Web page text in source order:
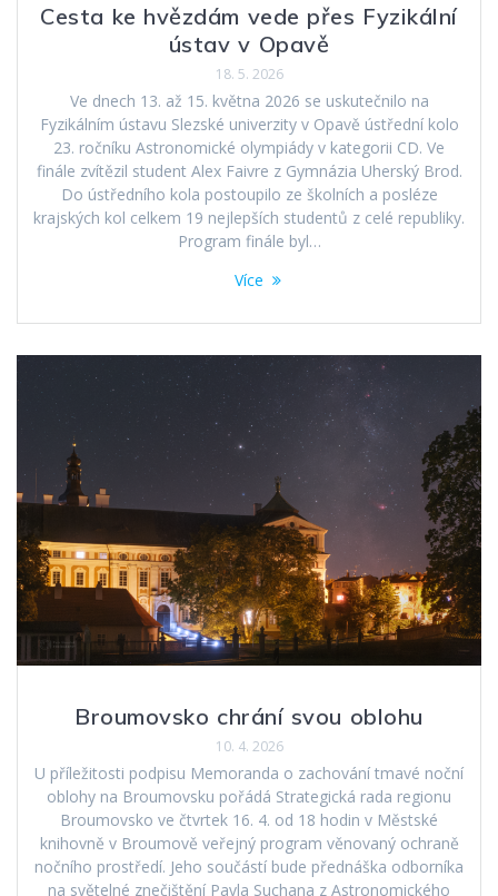
Cesta ke hvězdám vede přes Fyzikální
ústav v Opavě
18. 5. 2026
Ve dnech 13. až 15. května 2026 se uskutečnilo na
Fyzikálním ústavu Slezské univerzity v Opavě ústřední kolo
23. ročníku Astronomické olympiády v kategorii CD. Ve
finále zvítězil student Alex Faivre z Gymnázia Uherský Brod.
Do ústředního kola postoupilo ze školních a posléze
krajských kol celkem 19 nejlepších studentů z celé republiky.
Program finále byl…
Více
Broumovsko chrání svou oblohu
10. 4. 2026
U příležitosti podpisu Memoranda o zachování tmavé noční
oblohy na Broumovsku pořádá Strategická rada regionu
Broumovsko ve čtvrtek 16. 4. od 18 hodin v Městské
knihovně v Broumově veřejný program věnovaný ochraně
nočního prostředí. Jeho součástí bude přednáška odborníka
na světelné znečištění Pavla Suchana z Astronomického